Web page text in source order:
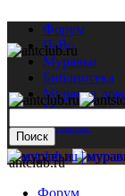
Форум
ЧаВо
Муравьи
Библиотека
Муравьи
Мастерская
Каталог
antclub.ru
Форум